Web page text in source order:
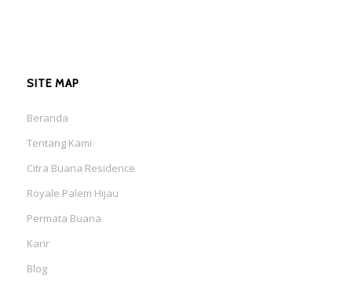
SITE MAP
Beranda
Tentang Kami
Citra Buana Residence
Royale Palem Hijau
Permata Buana
Karir
Blog